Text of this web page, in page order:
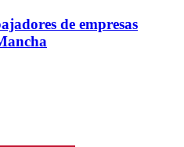
de empresas